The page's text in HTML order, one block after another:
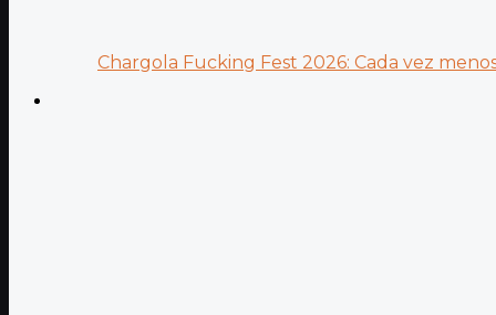
Chargola Fucking Fest 2026: Cada vez